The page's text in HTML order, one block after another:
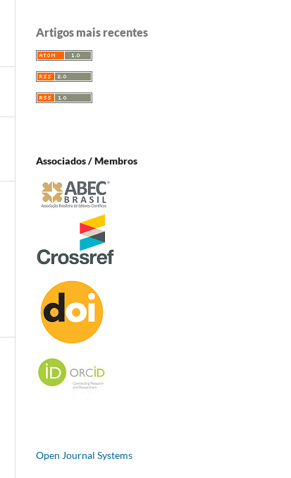
Artigos mais recentes
Associados / Membros
Open Journal Systems